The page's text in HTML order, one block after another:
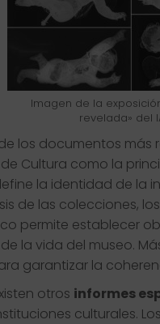
Imagen de la
revelada» del
los documentos más
Cultura como la
la identidad de la
de las colecciones,
permite establecer
la vida del museo.
garantizar la
otros informes
culturales.